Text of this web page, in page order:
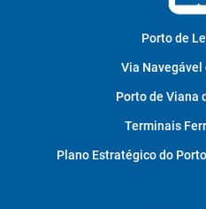
Porto de
Via Navegável
Porto de Viana
Terminais
Plano Estratégico do